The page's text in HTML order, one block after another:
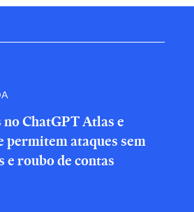
no ChatGPT Atlas e
permitem ataques sem
e roubo de contas